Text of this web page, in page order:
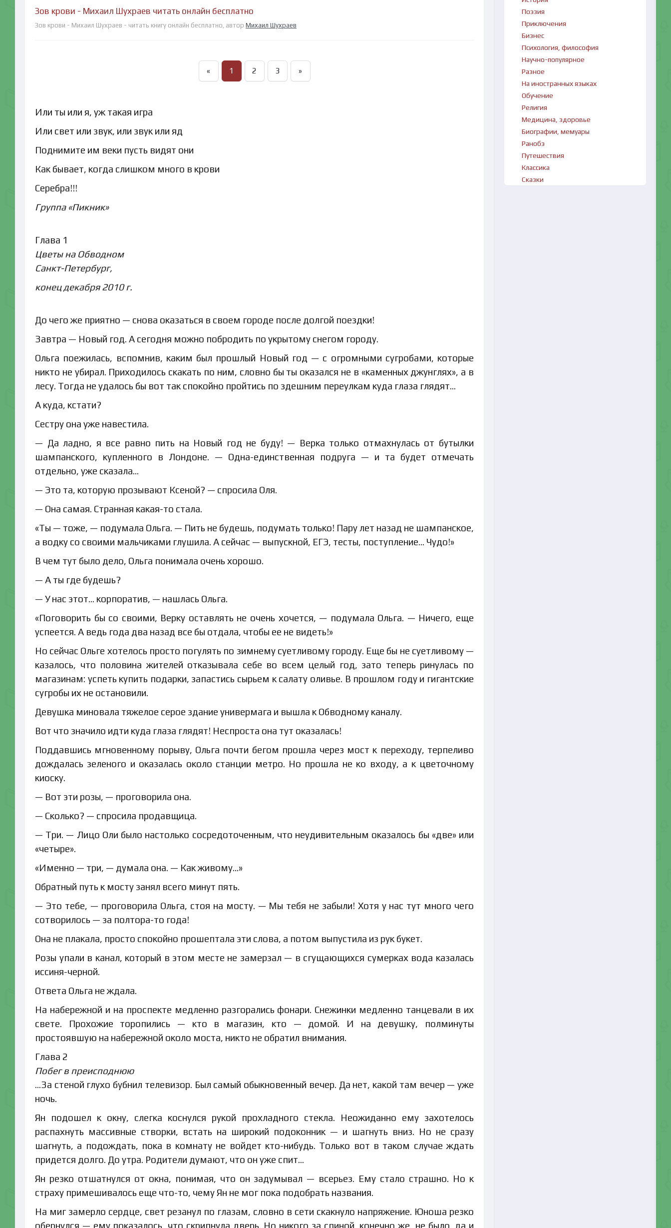
Зов крови - Михаил Шухраев читать онлайн бесплатно
Зов крови - Михаил Шухраев - читать книгу онлайн бесплатно, автор Михаил Шухраев
« 1 2 3 »
Или ты или я, уж такая игра
Или свет или звук, или звук или яд
Поднимите им веки пусть видят они
Как бывает, когда слишком много в крови
Серебра!!!
Группа «Пикник»
Глава 1
Цветы на Обводном
Санкт-Петербург,
конец декабря 2010 г.
До чего же приятно — снова оказаться в своем городе после долгой поездки!
Завтра — Новый год. А сегодня можно побродить по укрытому снегом городу.
Ольга поежилась, вспомнив, каким был прошлый Новый год — с огромными сугробами, которые
никто не убирал. Приходилось скакать по ним, словно бы ты оказался не в «каменных джунглях», а в
лесу. Тогда не удалось бы вот так спокойно пройтись по здешним переулкам куда глаза глядят…
А куда, кстати?
Сестру она уже навестила.
— Да ладно, я все равно пить на Новый год не буду! — Верка только отмахнулась от бутылки
шампанского, купленного в Лондоне. — Одна-единственная подруга — и та будет отмечать
отдельно, уже сказала…
— Это та, которую прозывают Ксеной? — спросила Оля.
— Она самая. Странная какая-то стала.
«Ты — тоже, — подумала Ольга. — Пить не будешь, подумать только! Пару лет назад не шампанское,
а водку со своими мальчиками глушила. А сейчас — выпускной, ЕГЭ, тесты, поступление… Чудо!»
В чем тут было дело, Ольга понимала очень хорошо.
— А ты где будешь?
— У нас этот… корпоратив, — нашлась Ольга.
«Поговорить бы со своими, Верку оставлять не очень хочется, — подумала Ольга. — Ничего, еще
успеется. А ведь года два назад все бы отдала, чтобы ее не видеть!»
Но сейчас Ольге хотелось просто погулять по зимнему суетливому городу. Еще бы не суетливому —
казалось, что половина жителей отказывала себе во всем целый год, зато теперь ринулась по
магазинам: успеть купить подарки, запастись сырьем к салату оливье. В прошлом году и гигантские
сугробы их не остановили.
Девушка миновала тяжелое серое здание универмага и вышла к Обводному каналу.
Вот что значило идти куда глаза глядят! Неспроста она тут оказалась!
Поддавшись мгновенному порыву, Ольга почти бегом прошла через мост к переходу, терпеливо
дождалась зеленого и оказалась около станции метро. Но прошла не ко входу, а к цветочному
киоску.
— Вот эти розы, — проговорила она.
— Сколько? — спросила продавщица.
— Три. — Лицо Оли было настолько сосредоточенным, что неудивительным оказалось бы «две» или
«четыре».
«Именно — три, — думала она. — Как живому…»
Обратный путь к мосту занял всего минут пять.
— Это тебе, — проговорила Ольга, стоя на мосту. — Мы тебя не забыли! Хотя у нас тут много чего
сотворилось — за полтора-то года!
Она не плакала, просто спокойно прошептала эти слова, а потом выпустила из рук букет.
Розы упали в канал, который в этом месте не замерзал — в сгущающихся сумерках вода казалась
иссиня-черной.
Ответа Ольга не ждала.
На набережной и на проспекте медленно разгорались фонари. Снежинки медленно танцевали в их
свете. Прохожие торопились — кто в магазин, кто — домой. И на девушку, полминуты
простоявшую на набережной около моста, никто не обратил внимания.
Глава 2
Побег в преисподнюю
…За стеной глухо бубнил телевизор. Был самый обыкновенный вечер. Да нет, какой там вечер — уже
ночь.
Ян подошел к окну, слегка коснулся рукой прохладного стекла. Неожиданно ему захотелось
распахнуть массивные створки, встать на широкий подоконник — и шагнуть вниз. Но не сразу
шагнуть, а подождать, пока в комнату не войдет кто-нибудь. Только вот в таком случае ждать
придется долго. До утра. Родители думают, что он уже спит…
Ян резко отшатнулся от окна, понимая, что он задумывал — всерьез. Ему стало страшно. Но к
страху примешивалось еще что-то, чему Ян не мог пока подобрать названия.
На миг замерло сердце, свет резанул по глазам, словно в сети скакнуло напряжение. Юноша резко
обернулся — ему показалось, что скрипнула дверь. Но никого за спиной, конечно же, не было, да и
Поэзия
Приключения
Бизнес
Психология, философия
Научно-популярное
Разное
На иностранных языках
Обучение
Религия
Медицина, здоровье
Биографии, мемуары
Ранобэ
Путешествия
Классика
Сказки